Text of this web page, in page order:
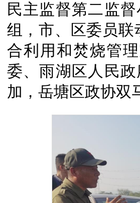
民主监督第二监
组，市、区委员
合利用和焚烧管
委、雨湖区人民
加，岳塘区政协双